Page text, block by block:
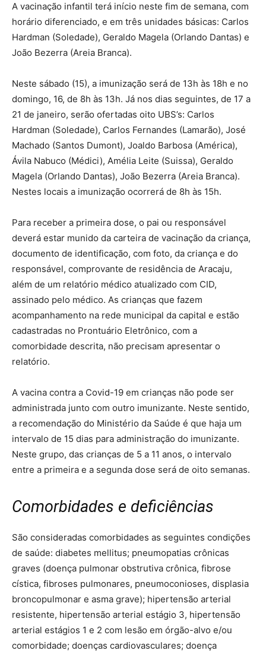
A vacinação infantil terá início neste fim de semana, com
horário diferenciado, e em três unidades básicas: Carlos
Hardman (Soledade), Geraldo Magela (Orlando Dantas) e
João Bezerra (Areia Branca).
Neste sábado (15), a imunização será de 13h às 18h e no
domingo, 16, de 8h às 13h. Já nos dias seguintes, de 17 a
21 de janeiro, serão ofertadas oito UBS’s: Carlos
Hardman (Soledade), Carlos Fernandes (Lamarão), José
Machado (Santos Dumont), Joaldo Barbosa (América),
Ávila Nabuco (Médici), Amélia Leite (Suissa), Geraldo
Magela (Orlando Dantas), João Bezerra (Areia Branca).
Nestes locais a imunização ocorrerá de 8h às 15h.
Para receber a primeira dose, o pai ou responsável
deverá estar munido da carteira de vacinação da criança,
documento de identificação, com foto, da criança e do
responsável, comprovante de residência de Aracaju,
além de um relatório médico atualizado com CID,
assinado pelo médico. As crianças que fazem
acompanhamento na rede municipal da capital e estão
cadastradas no Prontuário Eletrônico, com a
comorbidade descrita, não precisam apresentar o
relatório.
A vacina contra a Covid-19 em crianças não pode ser
administrada junto com outro imunizante. Neste sentido,
a recomendação do Ministério da Saúde é que haja um
intervalo de 15 dias para administração do imunizante.
Neste grupo, das crianças de 5 a 11 anos, o intervalo
entre a primeira e a segunda dose será de oito semanas.
Comorbidades e deficiências
São consideradas comorbidades as seguintes condições
de saúde: diabetes mellitus; pneumopatias crônicas
graves (doença pulmonar obstrutiva crônica, fibrose
cística, fibroses pulmonares, pneumoconioses, displasia
broncopulmonar e asma grave); hipertensão arterial
resistente, hipertensão arterial estágio 3, hipertensão
arterial estágios 1 e 2 com lesão em órgão-alvo e/ou
comorbidade; doenças cardiovasculares; doença